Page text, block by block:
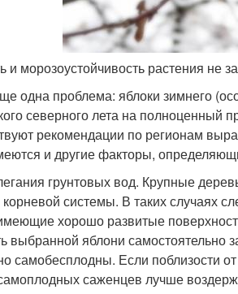
и морозоустойчивость растения не
одна проблема: яблоки зимнего
северного лета на полноценный
рекомендации по регионам
и другие факторы,
грунтовых вод. Крупные
системы. В таких случаях
хорошо развитые
выбранной яблони самостоятельно
самобесплодны. Если поблизости
саженцев лучше